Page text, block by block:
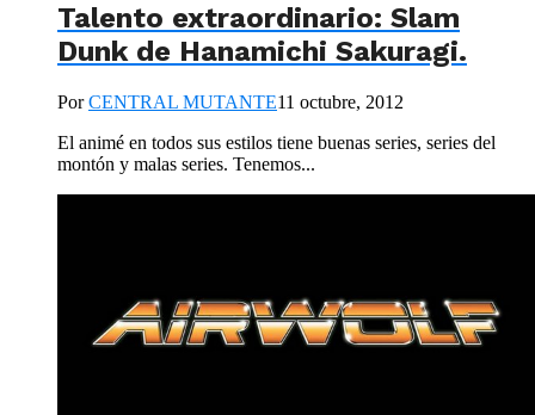
Talento extraordinario: Slam
Dunk de Hanamichi Sakuragi.
PorCENTRAL MUTANTE11 octubre, 2012
El animé en todos sus estilos tiene buenas series, series del
montón y malas series. Tenemos...